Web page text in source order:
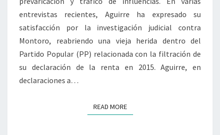
AJUSTE
DE
CUENTAS
EN
EL
PP
entrevistas recientes, Aguirre ha expresado su
satisfacción por la investigación judicial contra
Montoro, reabriendo una vieja herida dentro del
Partido Popular (PP) relacionada con la filtración de
su declaración de la renta en 2015. Aguirre, en
declaraciones a…
READ MOREREAD MORE